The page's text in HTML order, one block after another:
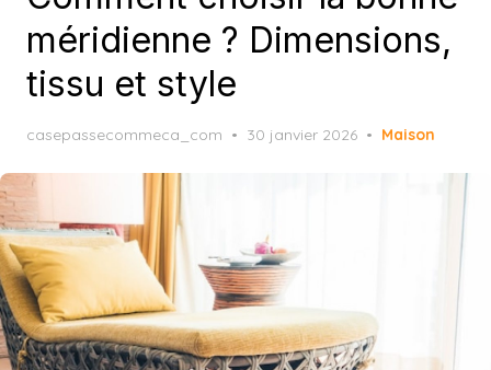
méridienne ? Dimensions,
tissu et style
casepassecommeca_com
Posted
30 janvier 2026 Maison